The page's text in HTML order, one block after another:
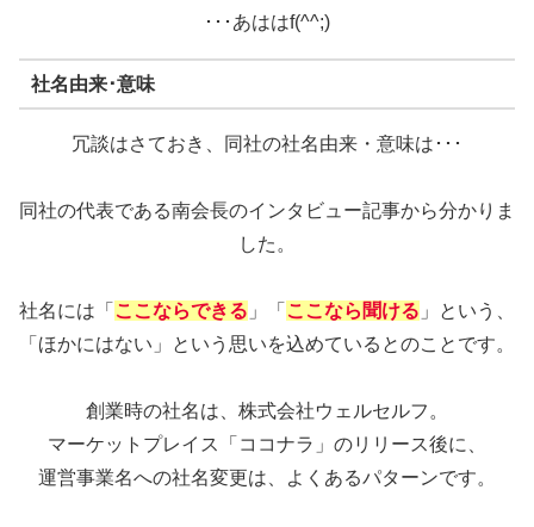
･･･あははf(^^;)
社名由来･意味
冗談はさておき、同社の社名由来・意味は･･･
同社の代表である南会長のインタビュー記事から分かりま
した。
社名には「 ここならできる 」「 ここなら聞ける 」という、
「ほかにはない」という思いを込めているとのことです。
創業時の社名は、株式会社ウェルセルフ。
マーケットプレイス「ココナラ」のリリース後に、
運営事業名への社名変更は、よくあるパターンです。